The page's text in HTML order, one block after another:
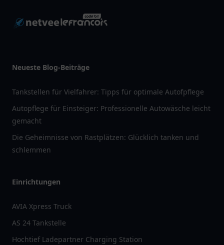
Neueste Blog-Beiträge
Tankstellen für Vielfahrer: Tipps für optimale Autofpflege
Autopflege für Einsteiger: Professionelle Autowäsche leicht
gemacht
Die Geheimnisse von Rastplätzen: Glücklich tanken und
schlemmen
Einrichtungen
AVIA Xpress Truck
AS 24 Tankstelle
Hochtief Ladepartner Charging Station